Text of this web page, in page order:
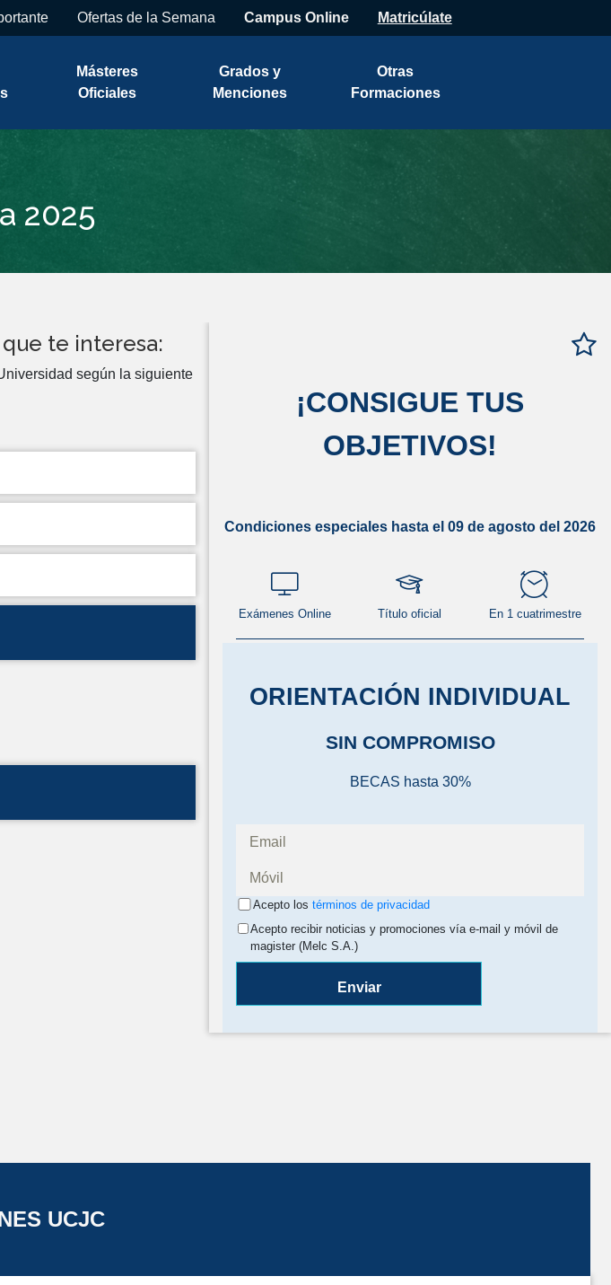
Ofertas de la Semana Campus Online Matricúlate
Másteres
Oficiales
Grados y
Menciones
Otras
Formaciones
2025
te interesa:
según la siguiente
¡CONSIGUE TUS
OBJETIVOS!
Condiciones especiales hasta el 09 de agosto del 2026
Exámenes Online Título oficial En 1 cuatrimestre
ORIENTACIÓN INDIVIDUAL
SIN COMPROMISO
BECAS hasta 30%
Acepto los términos de privacidad
Acepto recibir noticias y promociones vía e-mail y móvil de
magister (Melc S.A.)
Enviar
UCJC